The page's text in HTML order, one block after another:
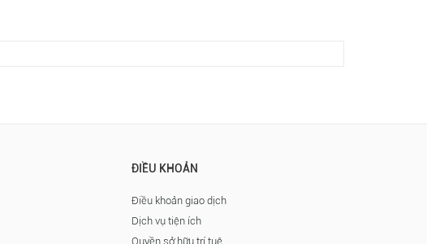
ĐIỀU KHOẢN
Điều khoản giao dịch
Dịch vụ tiện ích
Quyền sở hữu trí tuệ